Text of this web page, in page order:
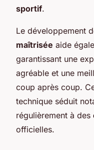
sportif.
Le développement
maîtrisée aide
garantissant une
agréable et une
coup après coup.
technique séduit
régulièrement à des
officielles.